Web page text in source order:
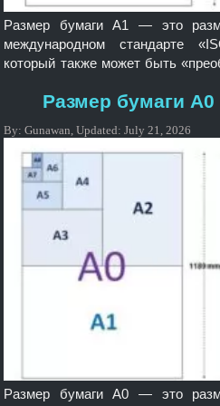
Размер бумаги A1 — это
международном стандарте
который также может быть
A1 , показанный на
применяются на
[…]
Размер бумаги
By:Gunawan ,Updated:July 21, 2026
Размер бумаги A0 — это